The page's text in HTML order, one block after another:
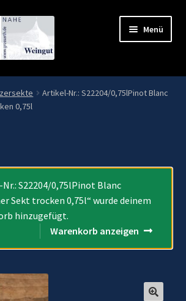
Menü
Artikel-Nr.: S22204/0,75lPinot Blanc
0,75l
Nr.: S22204/0,75lPinot Blanc
Sekt trocken 0,75l“ wurde deinem
hinzugefügt.
Warenkorb anzeigen